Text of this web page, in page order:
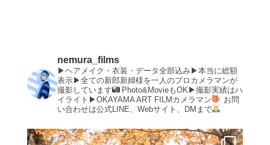
nemura_films
▶︎ヘアメイク・衣装・データ全部込み▶︎本当に総額
表示▶︎全ての新郎新婦様を一人のプロカメラマンが
撮影しています
Photo&MovieもOK▶︎撮影実績はハ
イライト▶︎OKAYAMA ART FILMカメラマン
お問
い合わせは公式LINE、Webサイト、DMまで